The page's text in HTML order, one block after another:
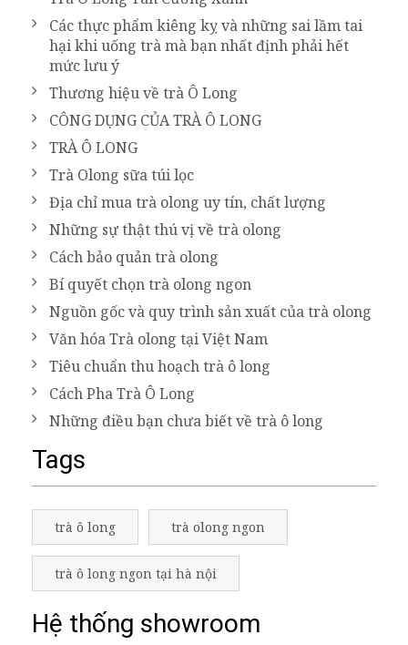
Các thực phẩm kiêng kỵ và những sai lầm tai
hại khi uống trà mà bạn nhất định phải hết
mức lưu ý
Thương hiệu về trà Ô Long
CÔNG DỤNG CỦA TRÀ Ô LONG
TRÀ Ô LONG
Trà Olong sữa túi lọc
Địa chỉ mua trà olong uy tín, chất lượng
Những sự thật thú vị về trà olong
Cách bảo quản trà olong
Bí quyết chọn trà olong ngon
Nguồn gốc và quy trình sản xuất của trà olong
Văn hóa Trà olong tại Việt Nam
Tiêu chuẩn thu hoạch trà ô long
Cách Pha Trà Ô Long
Những điều bạn chưa biết về trà ô long
Tags
trà ô long trà olong ngon
trà ô long ngon tại hà nội
Hệ thống showroom